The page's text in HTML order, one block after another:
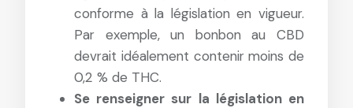
conforme à la législation en vigueur.
Par exemple, un bonbon au CBD
devrait idéalement contenir moins de
0,2 % de THC.
Se renseigner sur la législation en